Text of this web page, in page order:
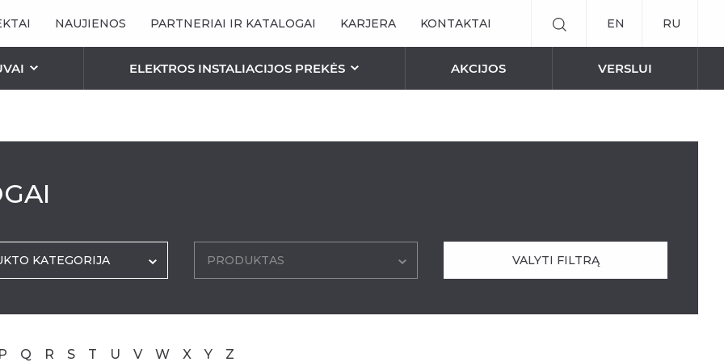
NAUJIENOS PARTNERIAI IR KATALOGAI KARJERA KONTAKTAI EN RU
ELEKTROS INSTALIACIJOS PREKĖS AKCIJOS VERSLUI
TINKLELIAI NUO VABZDŽIŲ
Tinklelis-Roletas
Tinklelis-Durys
Antialerginiai Tinkleliai
Pergolos – Pavėsinės Patio
Pergola „Aura“
Elektrinis valdymas
Elektriniai karnizai užuolaidoms
APŠVIETIMAS
KATEGORIJA PRODUKTAS VALYTI FILTRĄ
P Q R S T U V W X Y Z